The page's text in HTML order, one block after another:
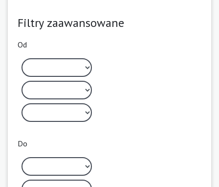
Filtry zaawansowane
Od
Do